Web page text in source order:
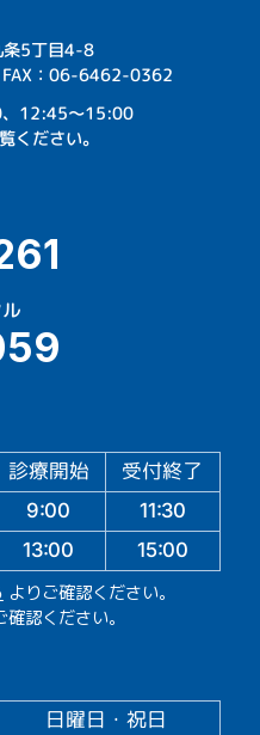
5丁目4-8
：06-6462-0362
12:45～15:00
ください。
診療開始
受付終了
9:00 11:30
13:00 15:00
よりご確認ください。
確認ください。
日曜日・祝日